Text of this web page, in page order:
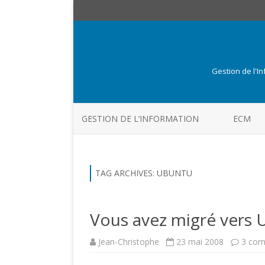
Gestion de
GESTION DE L’INFORMATION ECM
TAG ARCHIVES: UBUNTU
Vous avez migré vers
Jean-Christophe 23 mai 2008 3